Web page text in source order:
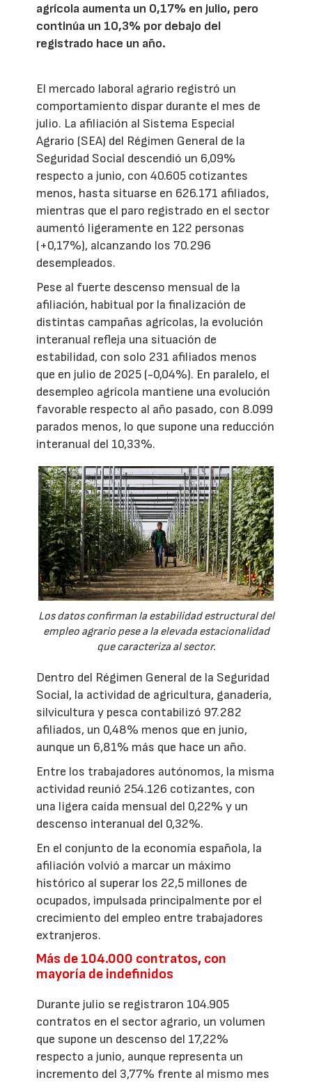
agrícola aumenta un 0,17% en julio, pero
continúa un 10,3% por debajo del
registrado hace un año.
El mercado laboral agrario registró un
comportamiento dispar durante el mes de
julio. La afiliación al Sistema Especial
Agrario (SEA) del Régimen General de la
Seguridad Social descendió un 6,09%
respecto a junio, con 40.605 cotizantes
menos, hasta situarse en 626.171 afiliados,
mientras que el paro registrado en el sector
aumentó ligeramente en 122 personas
(+0,17%), alcanzando los 70.296
desempleados.
Pese al fuerte descenso mensual de la
afiliación, habitual por la finalización de
distintas campañas agrícolas, la evolución
interanual refleja una situación de
estabilidad, con solo 231 afiliados menos
que en julio de 2025 (-0,04%). En paralelo, el
desempleo agrícola mantiene una evolución
favorable respecto al año pasado, con 8.099
parados menos, lo que supone una reducción
interanual del 10,33%.
Los datos confirman la estabilidad estructural del
empleo agrario pese a la elevada estacionalidad
que caracteriza al sector.
Dentro del Régimen General de la Seguridad
Social, la actividad de agricultura, ganadería,
silvicultura y pesca contabilizó 97.282
afiliados, un 0,48% menos que en junio,
aunque un 6,81% más que hace un año.
Entre los trabajadores autónomos, la misma
actividad reunió 254.126 cotizantes, con
una ligera caída mensual del 0,22% y un
descenso interanual del 0,32%.
En el conjunto de la economía española, la
afiliación volvió a marcar un máximo
histórico al superar los 22,5 millones de
ocupados, impulsada principalmente por el
crecimiento del empleo entre trabajadores
extranjeros.
Más de 104.000 contratos, con
mayoría de indefinidos
Durante julio se registraron 104.905
contratos en el sector agrario, un volumen
que supone un descenso del 17,22%
respecto a junio, aunque representa un
incremento del 3,77% frente al mismo mes